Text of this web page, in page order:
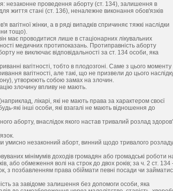
незаконне проведення аборту (ст. 134), залишення в
життя стані (ст. 136), неналежне виконання обов'язків
жінки, а в ряді випадків спричиняє тяжкі наслідки
тощо).
має проводитися лише в стаціонарних лікувальних
медичних протипоказань. Протиправність аборту
не виключає відповідальності за ст. 134 особи, яка
вагітності, тобто в плодозгоні. Саме з цього моменту
вагітності, але такі, що не призвели до цього
утворюють собою замах на злочин.
злочину впливу не мають.
лікарі, які не мають права за характером своєї
які інші особи, які взагалі не мають відношення до
аборту, внаслідок якого настав тривалий розлад
умисно незаконний аборт, винний щодо тривалого розладу
мінімумів доходів громадян або громадські роботи
або обмеження волі на строк до двох років; за ч. 2 ст.
з позбавленням права обіймати певні посади чи
за завідоме залишення без допомоги особи, яка